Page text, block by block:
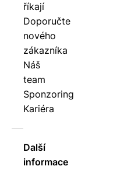
říkají
Doporučte
nového
zákazníka
Náš
team
Sponzoring
Kariéra
Další
informace